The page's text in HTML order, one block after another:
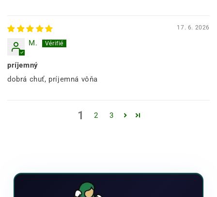
17. 6. 2026
M.
príjemný
dobrá chuť, príjemná vôňa
1 2 3